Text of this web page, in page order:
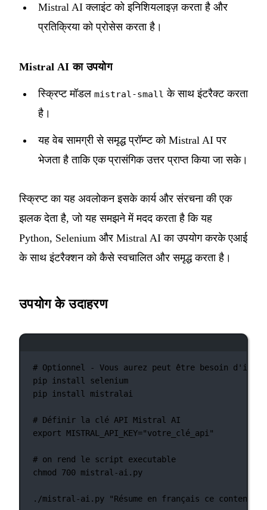
Mistral AI क्लाइंट को इनिशियलाइज़ करता है और
प्रतिक्रिया को प्रोसेस करता है।
Mistral AI का उपयोग
स्क्रिप्ट मॉडल mistral-small के साथ इंटरैक्ट करता
है।
यह वेब सामग्री से समृद्ध प्रॉम्प्ट को Mistral AI पर
भेजता है ताकि एक प्रासंगिक उत्तर प्राप्त किया जा सके।
स्क्रिप्ट का यह अवलोकन इसके कार्य और संरचना की एक
झलक देता है, जो यह समझने में मदद करता है कि यह
Python, Selenium और Mistral AI का उपयोग करके एआई
के साथ इंटरैक्शन को कैसे स्वचालित और समृद्ध करता है।
उपयोग के उदाहरण
# Optionnel - Vous aurez peut être besoin
pip
install
selenium
pip
install mistralai
# Définir la clé API Mistral AI
export MISTRAL_API_KEY="votre_clé_api"
# on rend le script executable
chmod
700 mistral-ai.py
./mistral-ai.py "Résume en français ce contenu